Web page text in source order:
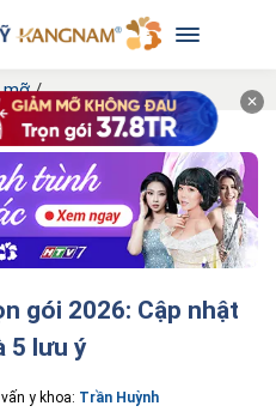
mỡ/
gói 2026: Cập nhật
5 lưu ý
y khoa: Trần Huỳnh
✕